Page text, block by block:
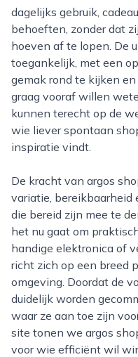
dagelijks gebruik,
behoeften, zonder dat
hoeven af te lopen. De
toegankelijk, met een
gemak rond te kijken
graag vooraf willen
kunnen terecht op de
wie liever spontaan
inspiratie vindt.
De kracht van argos shop zit in de combinatie van
variatie, bereikbaarheid
die bereid zijn mee te
het nu gaat om
handige elektronica of
richt zich op een breed
omgeving. Doordat de
duidelijk worden
waar ze aan toe zijn
site tonen we argos
voor wie efficiënt wil